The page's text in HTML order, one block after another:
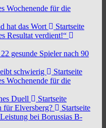
Wochenende für die
hat das Wort
Startseite
Resultat verdient!“
gesunde Spieler nach 90
schwierig
Startseite
Wochenende für die
Duell
Startseite
für Elversberg?
Startseite
bei Borussias B-